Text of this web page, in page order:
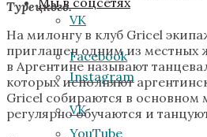
VK
Instagram
YouTube
Facebook
VK
Турецкого.
На милонгу в клуб Gricel
приглашен одним из местных
в Аргентине называют
которых исполняют
Gricel собираются в основном
регулярно обучаются и